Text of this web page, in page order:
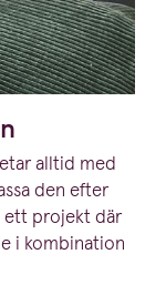
alltid med
den efter
ett projekt där
i kombination